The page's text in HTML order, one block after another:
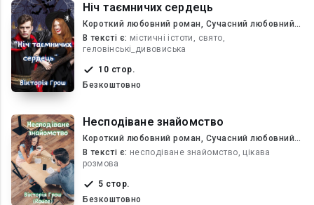
Ніч таємничих сердець
Короткий любовний роман, Сучасний любовний
роман
В текcті є: містичні істоти, свято,
геловінські_дивовиська
10 стор.
Безкоштовно
Несподіване знайомство
Короткий любовний роман, Сучасний любовний
роман
В текcті є: несподіване знайомство, цікава
розмова
5 стор.
Безкоштовно